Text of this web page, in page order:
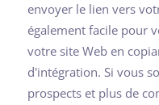
envoyer le lien vers
également facile pour
votre site Web en
d'intégration. Si vous
prospects et plus de